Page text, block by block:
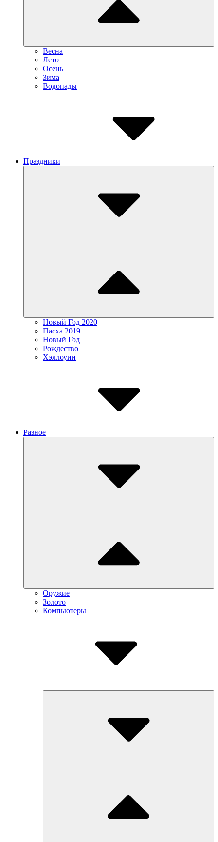
Весна
Лето
Осень
Зима
Водопады
Праздники
Новый Год 2020
Пасха 2019
Новый Год
Рождество
Хэллоуин
Разное
Оружие
Золото
Компьютеры